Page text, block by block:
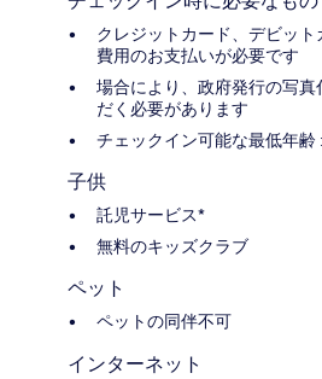
クレジットカード、デビッ
費用のお支払いが必要です
場合により、政府発行の写
だく必要があります
チェックイン可能な最低年齢
子供
託児サービス*
無料のキッズクラブ
ペット
ペットの同伴不可
インターネット